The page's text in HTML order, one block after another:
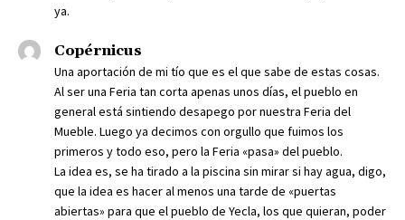
ya.
Copérnicus
Una aportación de mi tío que es el que sabe de estas cosas.
Al ser una Feria tan corta apenas unos días, el pueblo en
general está sintiendo desapego por nuestra Feria del
Mueble. Luego ya decimos con orgullo que fuimos los
primeros y todo eso, pero la Feria «pasa» del pueblo.
La idea es, se ha tirado a la piscina sin mirar si hay agua, digo,
que la idea es hacer al menos una tarde de «puertas
abiertas» para que el pueblo de Yecla, los que quieran, poder